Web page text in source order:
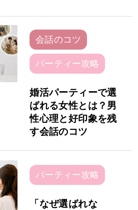
会話のコツ
パーティー攻略
婚活パーティーで選
ばれる女性とは？男
性心理と好印象を残
す会話のコツ
パーティー攻略
「なぜ選ばれな